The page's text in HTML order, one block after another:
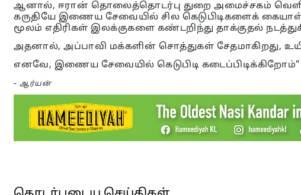
ஆனால், ஈரான் தொலைத்தொடர்பு துறை அமைச்சகம்
கருதியே இணைய சேவையில் சில கெடுபிடிகளைக்
மூலம் எதிரிகள் இலக்குகளை கண்டறிந்து தாக்குதல்
அதனால், அப்பாவி மக்களின் சொத்துகள் சேதமாகிறது,
எனவே, இணைய சேவையில் கெடுபிடி கடைப்பிடிக்கிறோம்”
- ஆர்யன்